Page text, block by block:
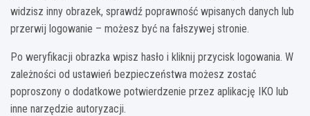
widzisz inny obrazek, sprawdź poprawność wpisanych danych lub
przerwij logowanie – możesz być na fałszywej stronie.
Po weryfikacji obrazka wpisz hasło i kliknij przycisk logowania. W
zależności od ustawień bezpieczeństwa możesz zostać
poproszony o dodatkowe potwierdzenie przez aplikację IKO lub
inne narzędzie autoryzacji.